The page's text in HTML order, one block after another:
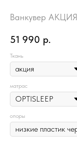
Ванкувер АКЦИЯ
51 990 р.
Ткань
матрас
опоры